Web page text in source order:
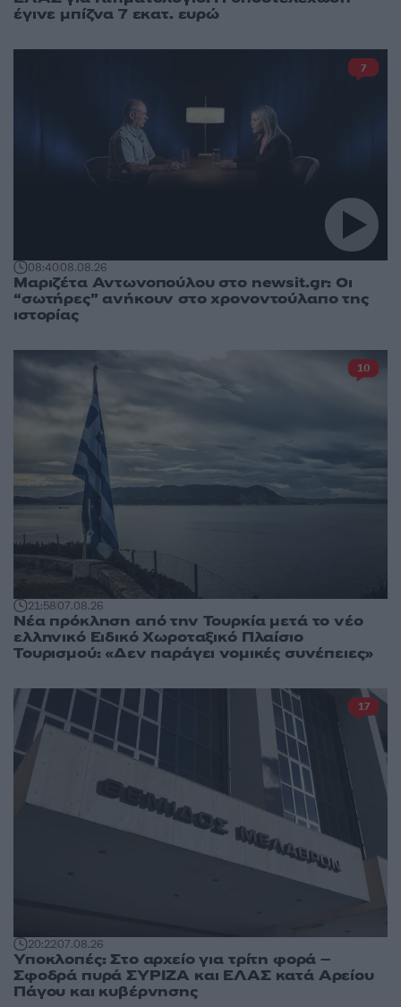
έγινε μπίζνα 7 εκατ. ευρώ
08:4008.08.26
Μαριζέτα Αντωνοπούλου στο newsit.gr: Οι
“σωτήρες” ανήκουν στο χρονοντούλαπο της
ιστορίας
7
21:5807.08.26
Νέα πρόκληση από την Τουρκία μετά το νέο
ελληνικό Ειδικό Χωροταξικό Πλαίσιο
Τουρισμού: «Δεν παράγει νομικές συνέπειες»
10
20:2207.08.26
Υποκλοπές: Στο αρχείο για τρίτη φορά –
Σφοδρά πυρά ΣΥΡΙΖΑ και ΕΛΑΣ κατά Αρείου
Πάγου και κυβέρνησης
17